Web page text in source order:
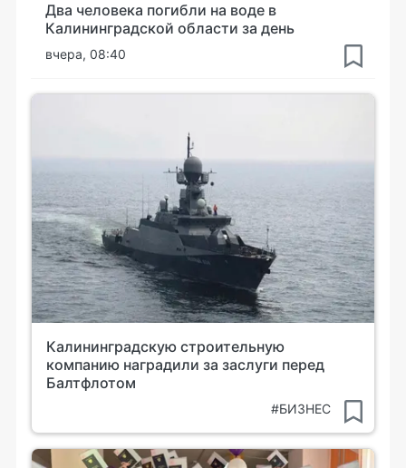
Два человека погибли на воде в
Калининградской области за день
вчера, 08:40
Калининградскую строительную
компанию наградили за заслуги перед
Балтфлотом
#БИЗНЕС